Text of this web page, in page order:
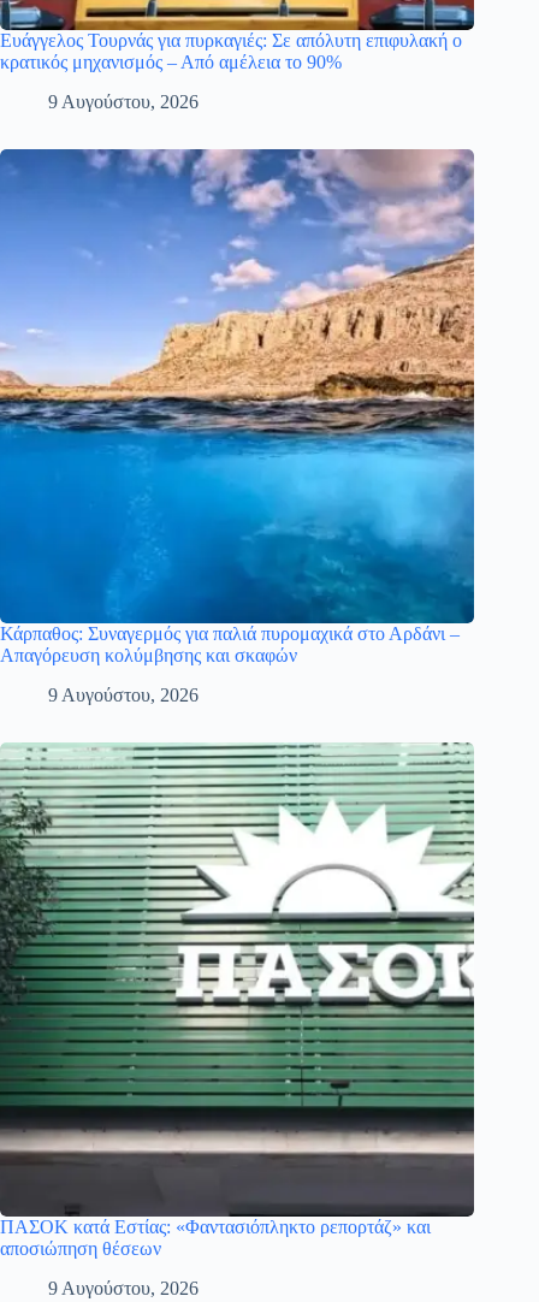
Ευάγγελος Τουρνάς για πυρκαγιές: Σε απόλυτη επιφυλακή ο
κρατικός μηχανισμός – Από αμέλεια το 90%
9 Αυγούστου, 2026
Κάρπαθος: Συναγερμός για παλιά πυρομαχικά στο Αρδάνι –
Απαγόρευση κολύμβησης και σκαφών
9 Αυγούστου, 2026
ΠΑΣΟΚ κατά Εστίας: «Φαντασιόπληκτο ρεπορτάζ» και
αποσιώπηση θέσεων
9 Αυγούστου, 2026